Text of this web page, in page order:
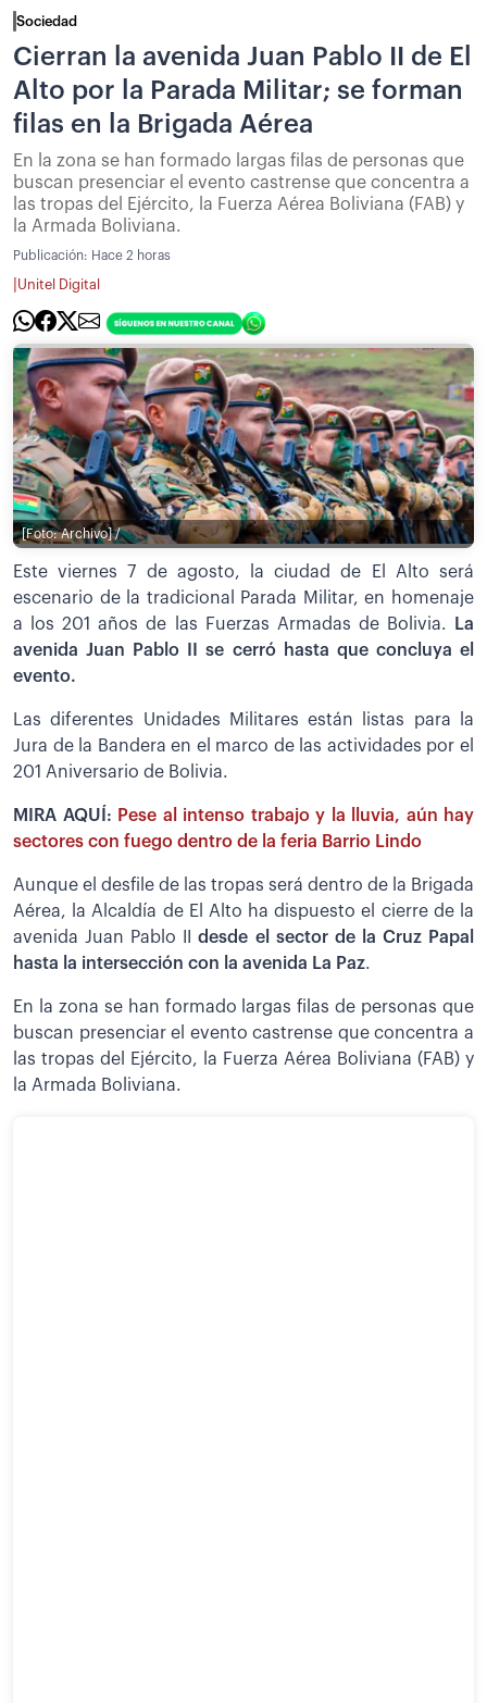
Sociedad
Cierran la avenida Juan Pablo II de El
Alto por la Parada Militar; se forman
filas en la Brigada Aérea
En la zona se han formado largas filas de personas que
buscan presenciar el evento castrense que concentra a
las tropas del Ejército, la Fuerza Aérea Boliviana (FAB) y
la Armada Boliviana.
Publicación: Hace 2 horas
Unitel Digital
[Foto: Archivo] /
Este viernes 7 de agosto, la ciudad de El Alto será
escenario de la tradicional Parada Militar, en homenaje
a los 201 años de las Fuerzas Armadas de Bolivia.
La
avenida Juan Pablo II se cerró hasta que concluya el
evento.
Las diferentes Unidades Militares están listas para la
Jura de la Bandera en el marco de las actividades por el
201 Aniversario de Bolivia.
MIRA AQUÍ: Pese al intenso trabajo y la lluvia, aún hay
sectores con fuego dentro de la feria Barrio Lindo
Aunque el desfile de las tropas será dentro de la Brigada
Aérea, la Alcaldía de El Alto ha dispuesto el cierre de la
avenida Juan Pablo IIdesde el sector de la Cruz Papal
hasta la intersección con la avenida La Paz.
En la zona se han formado largas filas de personas que
buscan presenciar el evento castrense que concentra a
las tropas del Ejército, la Fuerza Aérea Boliviana (FAB) y
la Armada Boliviana.